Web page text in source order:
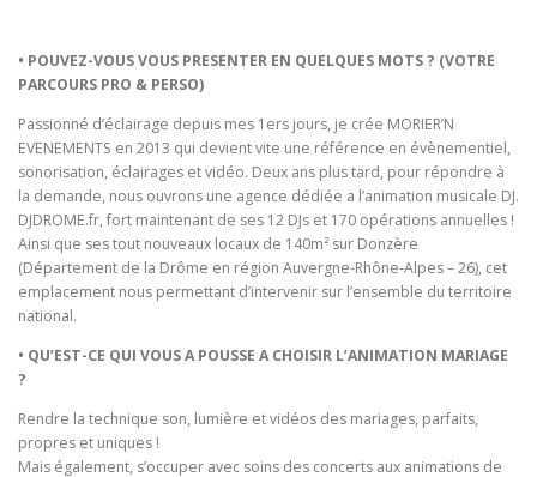
• POUVEZ-VOUS VOUS PRESENTER EN QUELQUES MOTS ? (VOTRE
PARCOURS PRO & PERSO)
Passionné d’éclairage depuis mes 1ers jours, je crée MORIER’N
EVENEMENTS en 2013 qui devient vite une référence en évènementiel,
sonorisation, éclairages et vidéo. Deux ans plus tard, pour répondre à
la demande, nous ouvrons une agence dédiée a l’animation musicale DJ.
DJDROME.fr, fort maintenant de ses 12 DJs et 170 opérations annuelles !
Ainsi que ses tout nouveaux locaux de 140m² sur Donzère
(Département de la Drôme en région Auvergne-Rhône-Alpes – 26), cet
emplacement nous permettant d’intervenir sur l’ensemble du territoire
national.
• QU’EST-CE QUI VOUS A POUSSE A CHOISIR L’ANIMATION MARIAGE
?
Rendre la technique son, lumière et vidéos des mariages, parfaits,
propres et uniques !
Mais également, s’occuper avec soins des concerts aux animations de